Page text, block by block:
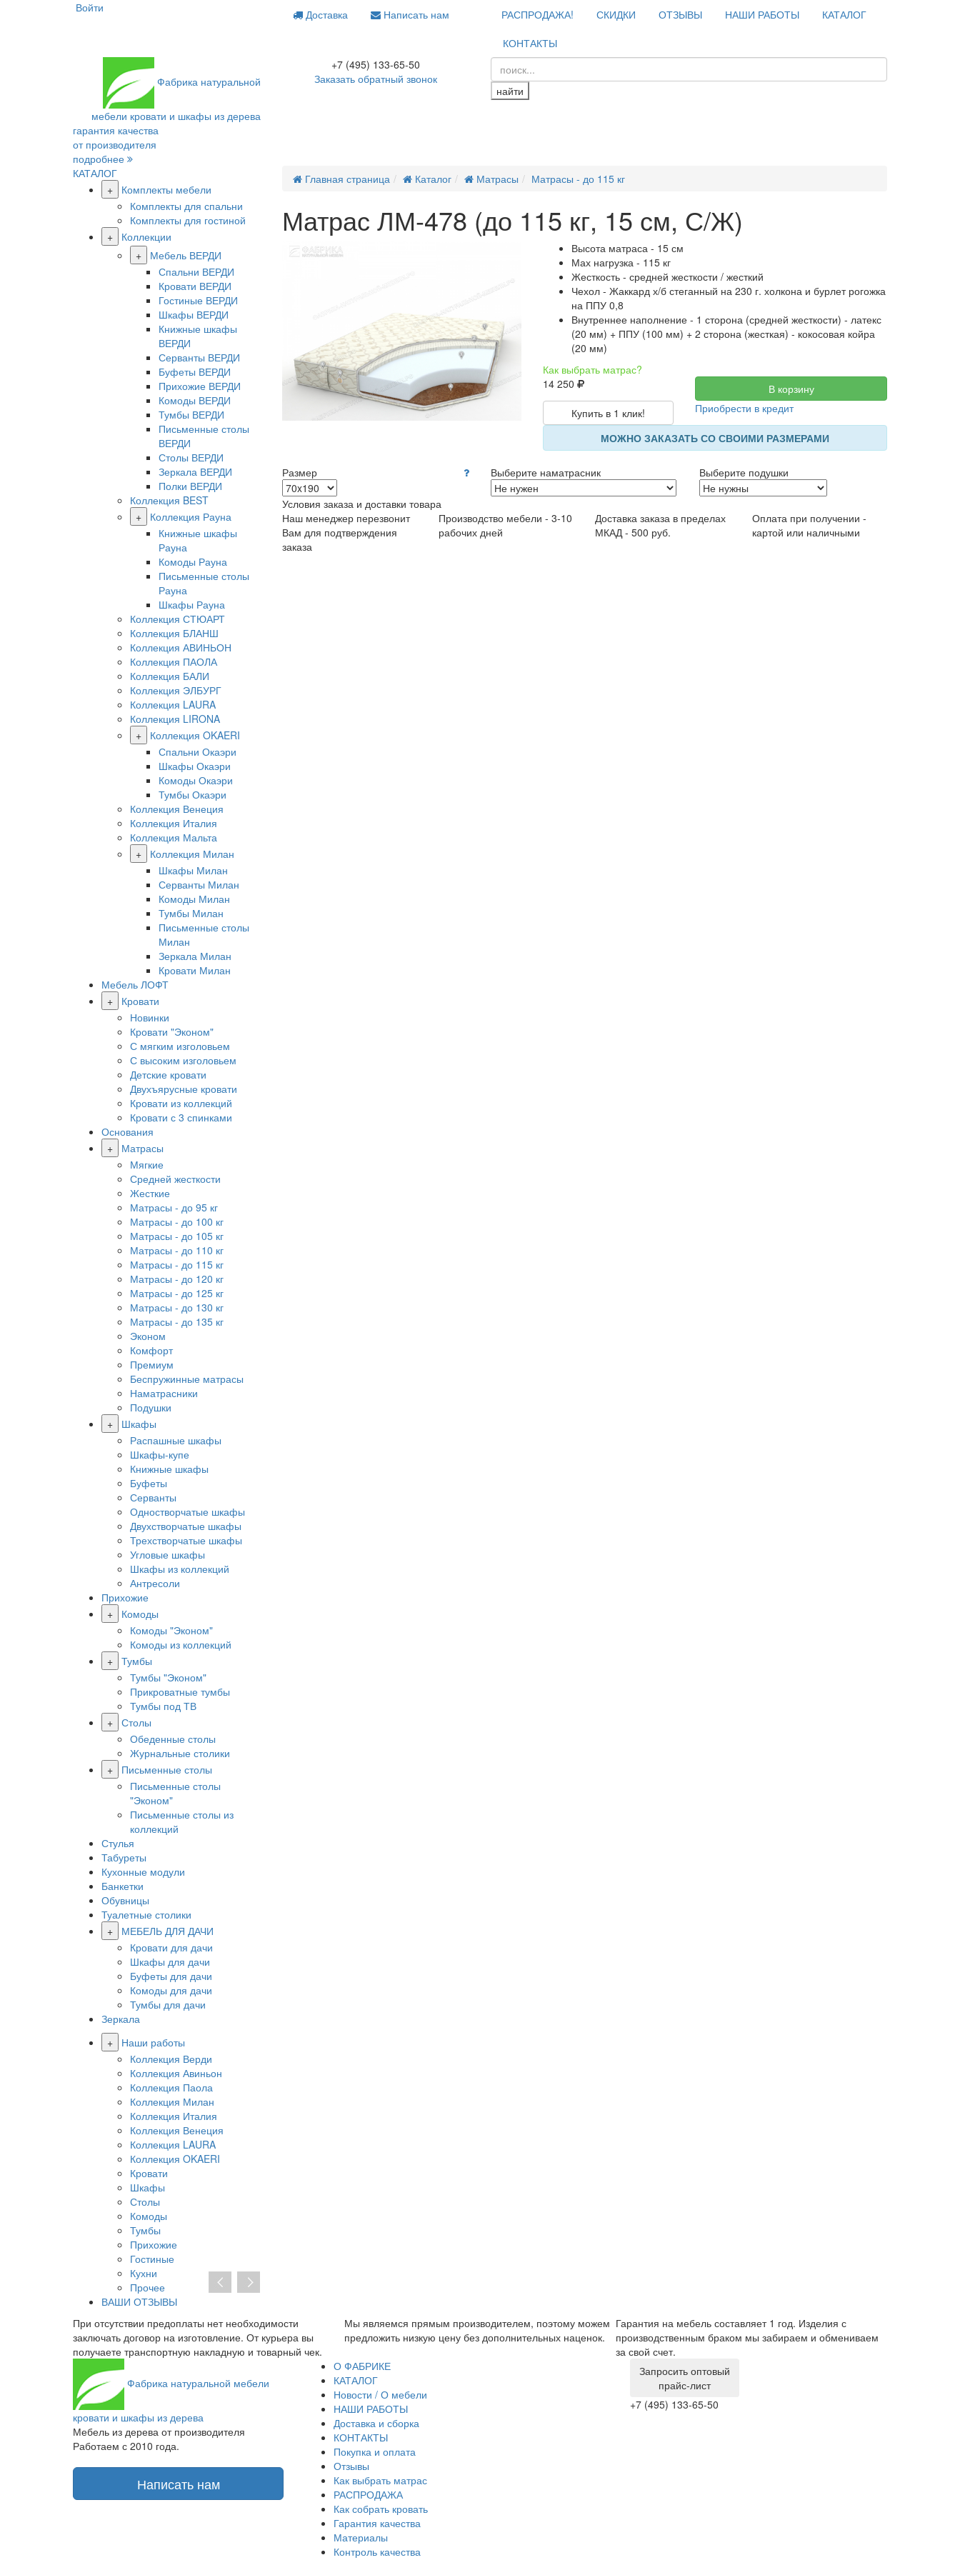
Войти Доставка Написать нам РАСПРОДАЖА! СКИДКИ ОТЗЫВЫ НАШИ РАБОТЫ
КАТАЛОГ
КОНТАКТЫ
Фабрика натуральной
мебели кровати и шкафы из дерева
+7 (495) 133-65-50
Заказать обратный звонок
найти
гарантия качества
от производителя
подробнее
КАТАЛОГ
+
Комплекты мебели
Комплекты для спальни
Комплекты для гостиной
+
Коллекции
+
Мебель ВЕРДИ
Спальни ВЕРДИ
Кровати ВЕРДИ
Гостиные ВЕРДИ
Шкафы ВЕРДИ
Книжные шкафы
ВЕРДИ
Серванты ВЕРДИ
Буфеты ВЕРДИ
Прихожие ВЕРДИ
Комоды ВЕРДИ
Тумбы ВЕРДИ
Письменные столы
ВЕРДИ
Столы ВЕРДИ
Зеркала ВЕРДИ
Полки ВЕРДИ
Коллекция BEST
+
Коллекция Рауна
Книжные шкафы
Рауна
Комоды Рауна
Письменные столы
Рауна
Шкафы Рауна
Коллекция СТЮАРТ
Коллекция БЛАНШ
Коллекция АВИНЬОН
Коллекция ПАОЛА
Коллекция БАЛИ
Коллекция ЭЛБУРГ
Коллекция LAURA
Коллекция LIRONA
+
Коллекция OKAERI
Спальни Окаэри
Шкафы Окаэри
Комоды Окаэри
Тумбы Окаэри
Коллекция Венеция
Коллекция Италия
Коллекция Мальта
+
Коллекция Милан
Шкафы Милан
Серванты Милан
Комоды Милан
Тумбы Милан
Письменные столы
Милан
Зеркала Милан
Кровати Милан
Мебель ЛОФТ
+
Кровати
Новинки
Кровати "Эконом"
С мягким изголовьем
С высоким изголовьем
Детские кровати
Двухъярусные кровати
Кровати из коллекций
Кровати с 3 спинками
Основания
+
Матрасы
Мягкие
Средней жесткости
Жесткие
Матрасы - до 95 кг
Матрасы - до 100 кг
Матрасы - до 105 кг
Матрасы - до 110 кг
Матрасы - до 115 кг
Матрасы - до 120 кг
Матрасы - до 125 кг
Матрасы - до 130 кг
Матрасы - до 135 кг
Эконом
Комфорт
Премиум
Беспружинные матрасы
Наматрасники
Подушки
+
Шкафы
Распашные шкафы
Шкафы-купе
Книжные шкафы
Буфеты
Серванты
Одностворчатые шкафы
Двухстворчатые шкафы
Трехстворчатые шкафы
Угловые шкафы
Шкафы из коллекций
Антресоли
Прихожие
+
Комоды
Комоды "Эконом"
Комоды из коллекций
+ Тумбы
Тумбы "Эконом"
Прикроватные тумбы
Тумбы под ТВ
+ Столы
Обеденные столы
Журнальные столики
+
Письменные столы
Письменные столы
"Эконом"
Письменные столы из
коллекций
Стулья
Табуреты
Кухонные модули
Банкетки
Обувницы
Туалетные столики
+
МЕБЕЛЬ ДЛЯ ДАЧИ
Кровати для дачи
Шкафы для дачи
Буфеты для дачи
Комоды для дачи
Тумбы для дачи
Зеркала
+
Наши работы
Коллекция Верди
Коллекция Авиньон
Коллекция Паола
Коллекция Милан
Коллекция Италия
Коллекция Венеция
Коллекция LAURA
Коллекция OKAERI
Кровати
Шкафы
Столы
Комоды
Тумбы
Прихожие
Гостиные
Кухни
Прочее
ВАШИ ОТЗЫВЫ
Главная страница Каталог Матрасы Матрасы - до 115 кг
Матрас ЛМ-478 (до 115 кг, 15 см, С/Ж)
Высота матраса - 15 см
Мах нагрузка - 115 кг
Жесткость - средней жесткости / жесткий
Чехол - Жаккард х/б стеганный на 230 г. холкона и бурлет рогожка
на ППУ 0,8
Внутреннее наполнение - 1 сторона (средней жесткости) - латекс
(20 мм) + ППУ (100 мм) + 2 сторона (жесткая) - кокосовая койра
(20 мм)
Как выбрать матрас?
14 250
В корзину
Купить в 1 клик!
Приобрести в кредит
МОЖНО ЗАКАЗАТЬ СО СВОИМИ РАЗМЕРАМИ
Размер Выберите наматрасник Выберите подушки
Условия заказа и доставки товара
Наш менеджер перезвонит
Вам для подтверждения
заказа
Производство мебели - 3-10
рабочих дней
Доставка заказа в пределах
МКАД - 500 руб.
Оплата при получении -
картой или наличными
Мы являемся прямым производителем, поэтому можем
предложить низкую цену без дополнительных наценок.
Гарантия на мебель составляет 1 год. Изделия с
производственным браком мы забираем и обмениваем
Заказы до 100 000 рублей мы выполняем без
предоплаты! Вы оплачиваете мебель при получении,
убедившись в ее качестве.
Фабрика натуральной мебели
кровати и шкафы из дерева
Мебель из дерева от производителя
Работаем с 2010 года.
Написать нам
О ФАБРИКЕ
КАТАЛОГ
Новости / О мебели
НАШИ РАБОТЫ
Доставка и сборка
КОНТАКТЫ
Покупка и оплата
Отзывы
Как выбрать матрас
РАСПРОДАЖА
Как собрать кровать
Гарантия качества
Материалы
Контроль качества
Запросить оптовый
прайс-лист
+7 (495) 133-65-50